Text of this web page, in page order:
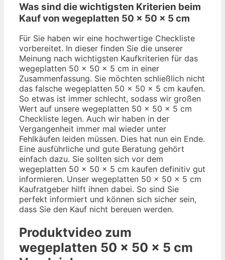
Was sind die wichtigsten Kriterien beim
Kauf von wegeplatten 50 x 50 x 5 cm
Für Sie haben wir eine hochwertige Checkliste
vorbereitet. In dieser finden Sie die unserer
Meinung nach wichtigsten Kaufkriterien für das
wegeplatten 50 x 50 x 5 cm in einer
Zusammenfassung. Sie möchten schließlich nicht
das falsche wegeplatten 50 x 50 x 5 cm kaufen.
So etwas ist immer schlecht, sodass wir großen
Wert auf unsere wegeplatten 50 x 50 x 5 cm
Checkliste legen. Auch wir haben in der
Vergangenheit immer mal wieder unter
Fehlkäufen leiden müssen. Dies hat nun ein Ende.
Eine ausführliche und gute Beratung gehört
einfach dazu. Sie sollten sich vor dem
wegeplatten 50 x 50 x 5 cm kaufen definitiv gut
informieren. Unser wegeplatten 50 x 50 x 5 cm
Kaufratgeber hilft ihnen dabei. So sind Sie
perfekt informiert und können sich sicher sein,
dass Sie den Kauf nicht bereuen werden.
Produktvideo zum
wegeplatten 50 x 50 x 5 cm